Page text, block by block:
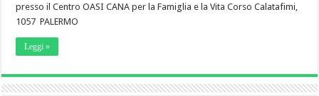
presso il Centro OASI CANA per la Famiglia e la Vita Corso Calatafimi,
1057 PALERMO
Leggi »